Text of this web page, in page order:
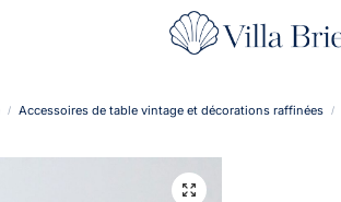
/ Accessoires de table vintage et décorations raffinées /